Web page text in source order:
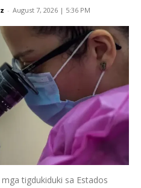
- August 7, 2026 | 5:36 PM
tigdukiduki sa Estados